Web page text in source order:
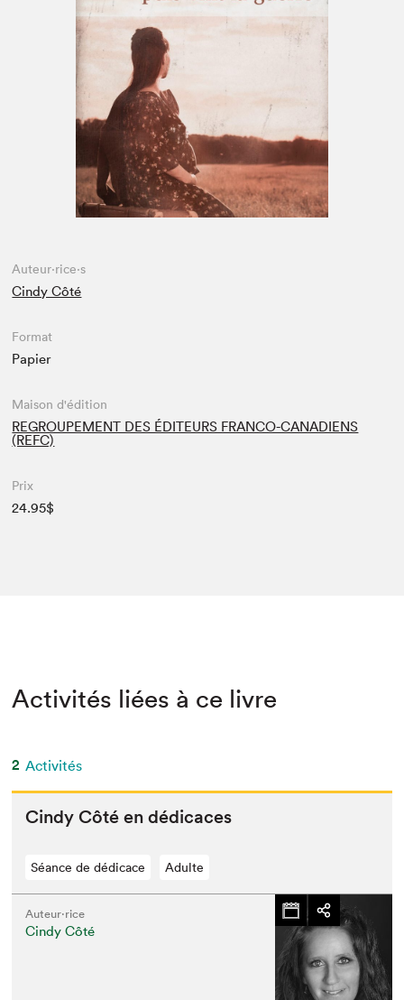
Espace enseignant·e·s
Espace pro
Auteur·rice·s
Cindy Côté
Format
Papier
Maison d'édition
REGROUPEMENT DES ÉDITEURS FRANCO-CANADIENS
(REFC)
Prix
24.95$
Activités liées à ce livre
2 Activités
Cindy Côté en dédicaces
Séance de dédicace Adulte
Auteur·rice
Cindy Côté